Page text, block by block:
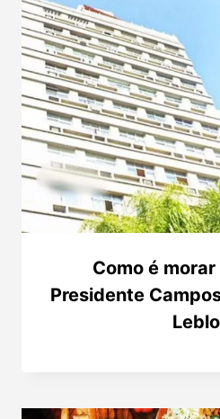
Como é
Presidente